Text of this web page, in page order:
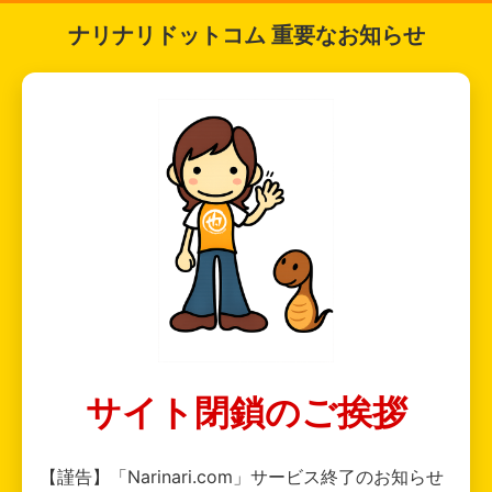
ナリナリドットコム 重要なお知らせ
サイト閉鎖のご挨拶
【謹告】「Narinari.com」サービス終了のお知らせ